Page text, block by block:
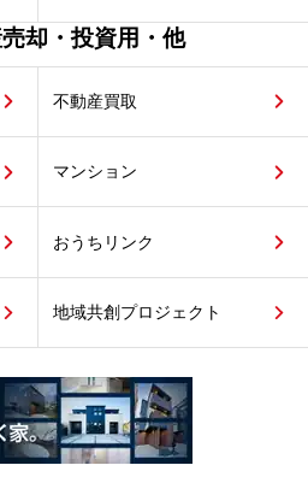
却・投資用・他
不動産買取
マンション
おうちリンク
地域共創プロジェクト